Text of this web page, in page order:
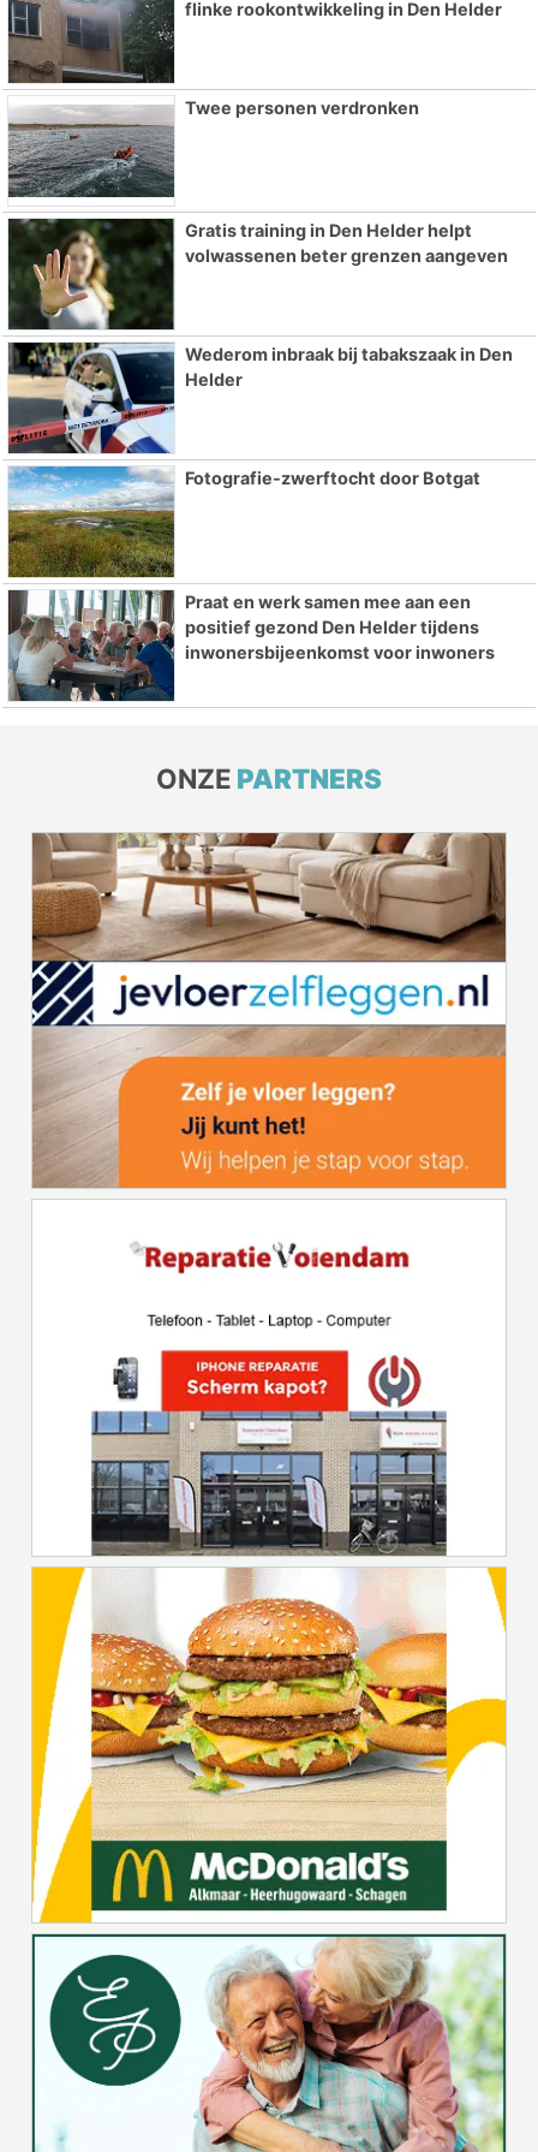
flinke rookontwikkeling in Den Helder
Twee personen verdronken
Gratis training in Den Helder helpt
volwassenen beter grenzen aangeven
Wederom inbraak bij tabakszaak in Den
Helder
Fotografie-zwerftocht door Botgat
Praat en werk samen mee aan een
positief gezond Den Helder tijdens
inwonersbijeenkomst voor inwoners
ONZE PARTNERS